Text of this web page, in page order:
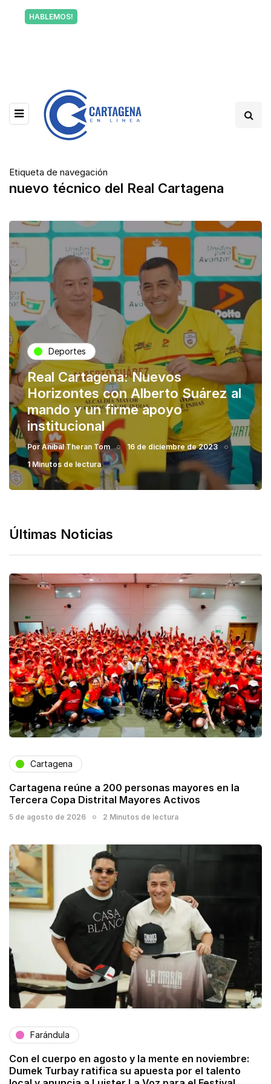
HABLEMOS!
Etiqueta de navegación
nuevo técnico del Real Cartagena
Deportes
Real Cartagena: Nuevos
Horizontes con Alberto Suárez al
mando y un firme apoyo
institucional
PorAnibal Theran Tom
16 de diciembre de 2023
1 Minutos de lectura
Últimas Noticias
Cartagena
Cartagena reúne a 200 personas mayores en la
Tercera Copa Distrital Mayores Activos
5 de agosto de 2026 2 Minutos de lectura
Farándula
Con el cuerpo en agosto y la mente en noviembre:
Dumek Turbay ratifica su apuesta por el talento